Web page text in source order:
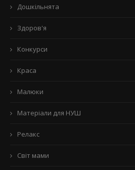
Дошкільнята
Здоров'я
Конкурси
Краса
Малюки
Матеріали для НУШ
Релакс
Світ мами